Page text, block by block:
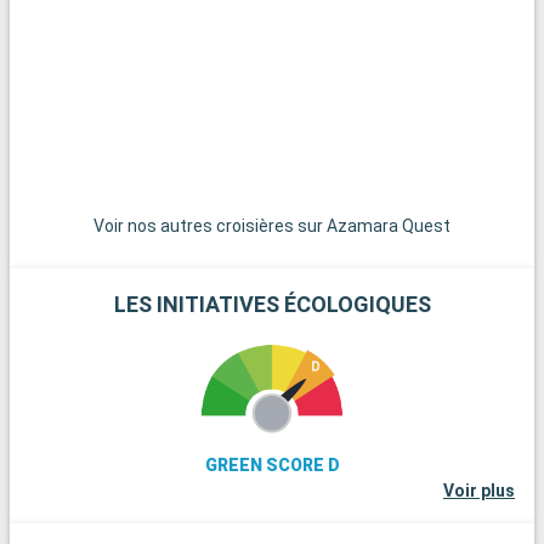
Voir nos autres croisières sur Azamara Quest
LES INITIATIVES ÉCOLOGIQUES
GREEN SCORE D
Voir plus